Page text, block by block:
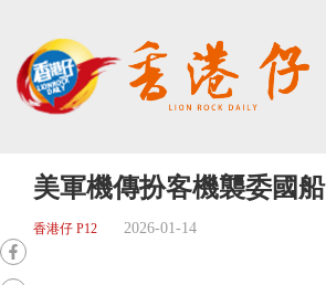
美軍機傳扮客機襲委國船
香港仔 P12 2026-01-14